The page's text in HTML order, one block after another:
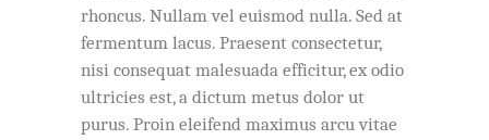
rhoncus. Nullam vel euismod nulla. Sed at
fermentum lacus. Praesent consectetur,
nisi consequat malesuada efficitur, ex odio
ultricies est, a dictum metus dolor ut
purus. Proin eleifend maximus arcu vitae